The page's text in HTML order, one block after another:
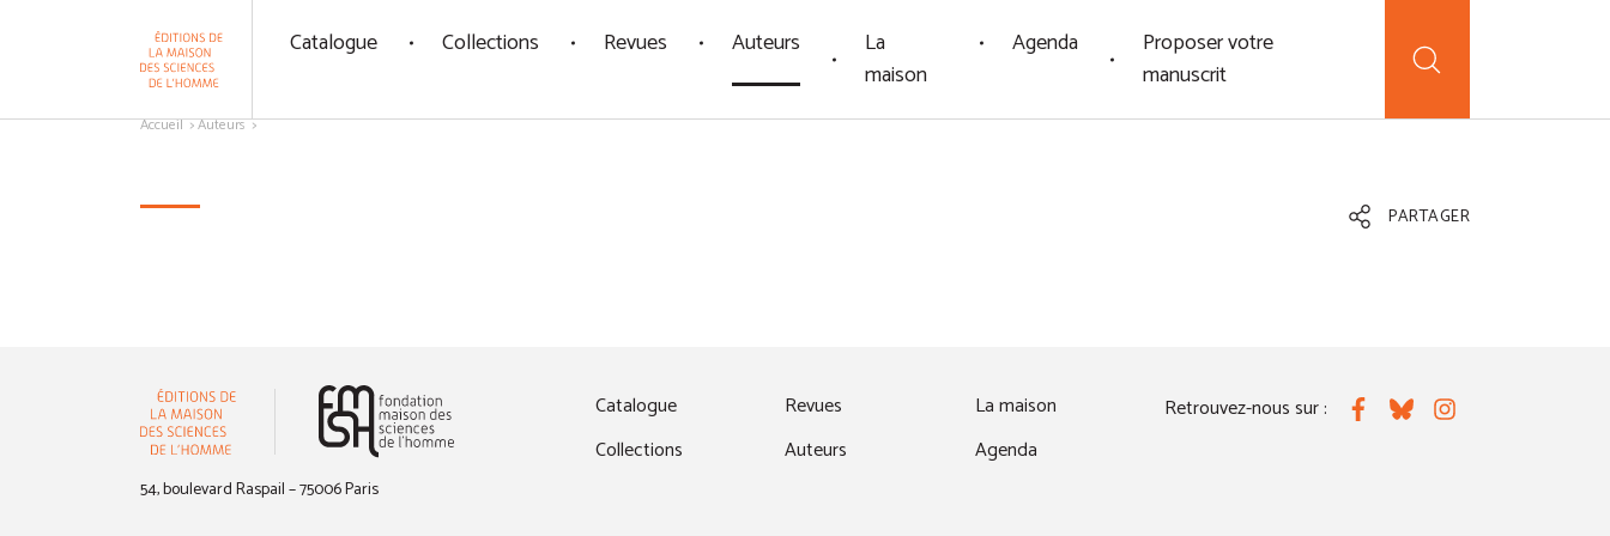
Catalogue Collections Revues Auteurs
La
maison
Agenda
Proposer votre
manuscrit
Accueil Auteurs
PARTAGER
54, boulevard Raspail – 75006 Paris
Catalogue
Collections
Revues
Auteurs
La maison
Agenda
Retrouvez-nous sur : FacebookBlueskyInstagram